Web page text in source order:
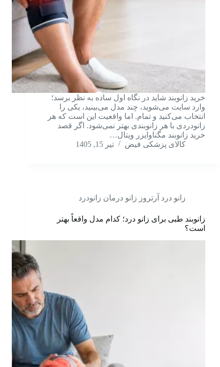
خرید زانوبند شاید در نگاه اول ساده به نظر برسد؛
وارد سایت می‌شوید، چند مدل می‌بینید، یکی را
انتخاب می‌کنید و تمام. اما واقعیت این است که هر
زانودردی با هر زانوبندی بهتر نمی‌شود. اگر قصد
خرید زانوبند مگناوایزر ویتال…
کالای پزشکی فیض
تیر 15, 1405
زانو درد آرتروز زانو درمان زانودرد
زانوبند طبی برای زانو درد؛ کدام مدل واقعاً بهتر
است؟